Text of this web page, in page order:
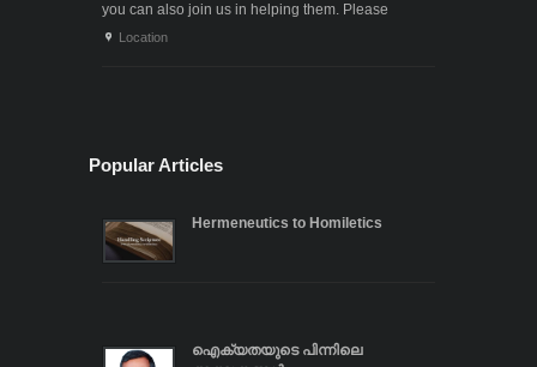
you can also join us in helping them. Please
contact us through the following phone numbers.x .
Location
Popular Articles
Hermeneutics to Homiletics
ഐക്യതയുടെ പിന്നിലെ